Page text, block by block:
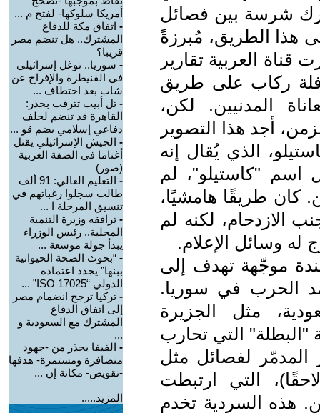
معارك شرسة بين فصائل
هذا الطريق، مُبرزةً
قناة العربية تقارير
ركاب على طريق
المدنيين. لكن،
أجد هذا التصوير
الذي يُقال إنه
"كاستيلو"، لم
كان طريقًا هامشيًا،
الازدحام، لكنه لم
له وسائل الإعلام.
موجّهة تهدف إلى
الحرب في سوريا.
مثل الجزيرة
"البطلة" التي تحارب
المدمّر لفصائل مثل
التي ارتبطت
هذه السردية تخدم
أمريكا سلوكها- لفتح م ...
- اتفاق مكة للدفاع
المشترك.. هل تنضم مصر
قريبا؟
- سوريا.. توغل إسرائيلي
في القنيطرة والإفراج عن
شاب بعد اختطاف ...
- تل أبيب تترقب بحذر:
القاهرة قد تنضم لحلف
دفاعي إسلامي يضم قو ...
- الجيش الإسرائيلي يقتل
أغناما في الضفة الغربية
(صور)
-
التعليم العالي: 91 ألف
طالب سجلوا رغباتهم في
تنسيق المرحلة ا ...
- ترافقه وزيرة التنمية
المحلية.. رئيس الوزراء
يبدأ جولة موسعة ...
- “بحوث الصحة الحيوانية
ببنها” يجدد اعتماده
الدولي “ISO 17025” ...
- تركيا ترجح انضمام مصر
إلى اتفاق الدفاع
المشترك مع السعودية و
...
- الفيفا يحذر من -جهود
متضافرة ومستمرة- هدفها
-تقويض- مكانة إن ...
المزيد.....